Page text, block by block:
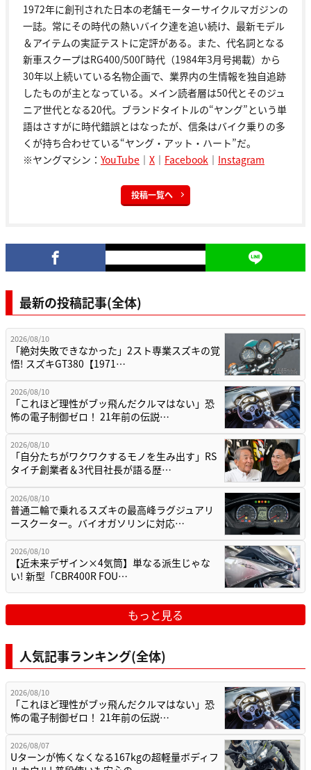
1972年に創刊された日本の老舗モーターサイクルマガジンの
一誌。常にその時代の熱いバイク達を追い続け、最新モデル
＆アイテムの実証テストに定評がある。また、代名詞となる
新車スクープはRG400/500Γ時代（1984年3月号掲載）から
30年以上続いている名物企画で、業界内の生情報を独自追跡
したものが主となっている。メイン読者層は50代とそのジュ
ニア世代となる20代。ブランドタイトルの“ヤング”という単
語はさすがに時代錯誤とはなったが、信条はバイク乗りの多
くが持ち合わせている“ヤング・アット・ハート”だ。
※ヤングマシン： YouTube ｜ X ｜ Facebook ｜ Instagram
投稿一覧へ
最新の投稿記事(全体)
2026/08/10
「絶対失敗できなかった」2スト専業スズキの覚
悟! スズキGT380【1971…
2026/08/10
「これほど理性がブッ飛んだクルマはない」恐
怖の電子制御ゼロ！ 21年前の伝説…
2026/08/10
「自分たちがワクワクするモノを生み出す」RS
タイチ創業者＆3代目社長が語る歴…
2026/08/10
普通二輪で乗れるスズキの最高峰ラグジュアリ
ースクーター。バイオガソリンに対応…
2026/08/10
【近未来デザイン×4気筒】単なる派生じゃな
い! 新型「CBR400R FOU…
もっと見る
人気記事ランキング(全体)
2026/08/10
「これほど理性がブッ飛んだクルマはない」恐
怖の電子制御ゼロ！ 21年前の伝説…
2026/08/07
Uターンが怖くなくなる167kgの超軽量ボディフ